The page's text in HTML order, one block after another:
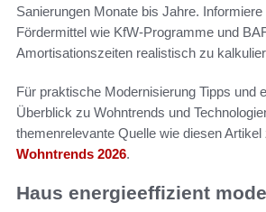
Sanierungen Monate bis Jahre.
Fördermittel wie KfW-Programme und
Amortisationszeiten realistisch zu
Für praktische Modernisierung Tipps und
Überblick zu Wohntrends und
themenrelevante Quelle wie diesen Artikel
Wohntrends 2026.
Haus energieeffizient